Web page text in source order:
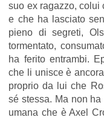
suo ex ragazzo, colui
e che ha lasciato
pieno di segreti,
tormentato,
ha ferito entrambi.
che li unisce è
proprio da lui che
sé stessa. Ma non
umana che è Axel